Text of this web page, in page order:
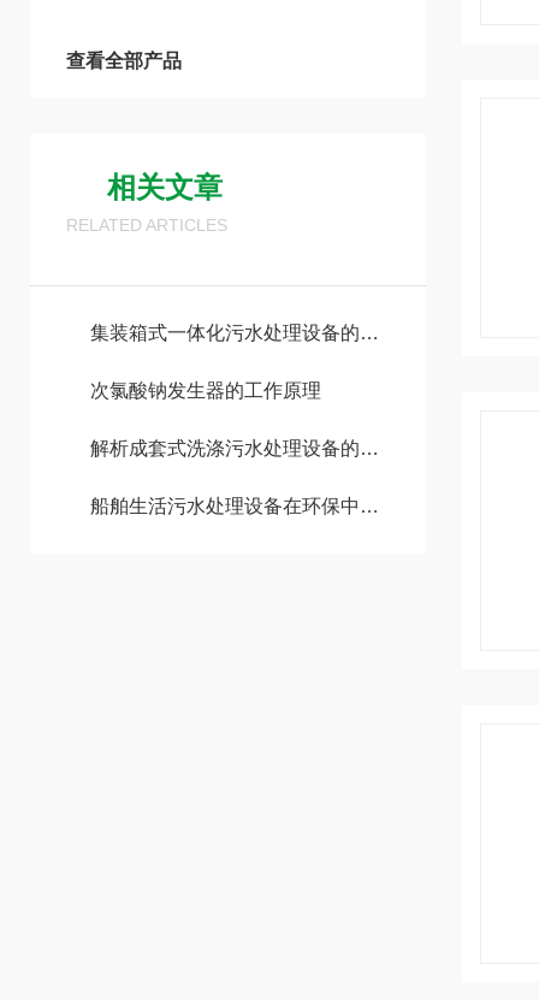
查看全部产品
相关文章
RELATED ARTICLES
集装箱式一体化污水处理设备的设计与应用分析
次氯酸钠发生器的工作原理
解析成套式洗涤污水处理设备的设计要点
船舶生活污水处理设备在环保中的作用